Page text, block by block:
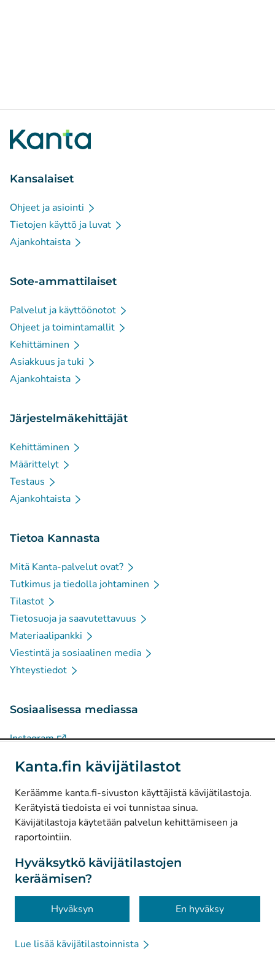
Kanta.fin kävijätilastot
Keräämme kanta.fi-sivuston käyttäjistä kävijätilastoja.
Kerätyistä tiedoista ei voi tunnistaa sinua.
Kävijätilastoja käytetään palvelun kehittämiseen ja
raportointiin.
Hyväksytkö kävijätilastojen
keräämisen?
Hyväksyn En hyväksy
Lue lisää kävijätilastoinnista
Kansalaiset
Ohjeet ja asiointi
Tietojen käyttö ja luvat
Ajankohtaista
Sote-ammattilaiset
Palvelut ja käyttöönotot
Ohjeet ja toimintamallit
Kehittäminen
Asiakkuus ja tuki
Ajankohtaista
Järjestelmäkehittäjät
Kehittäminen
Määrittelyt
Testaus
Ajankohtaista
Tietoa Kannasta
Mitä Kanta-palvelut ovat?
Tutkimus ja tiedolla johtaminen
Tilastot
Tietosuoja ja saavutettavuus
Materiaalipankki
Viestintä ja sosiaalinen media
Yhteystiedot
Sosiaalisessa mediassa
Instagram(Avautuu uuteen välilehteen)
Facebook(Avautuu uuteen välilehteen)
© Kanta-Palvelut, Kansaneläkelaitos
Tietosuoja
Tietoa sivustosta
Saavutettavuus
Evästeet